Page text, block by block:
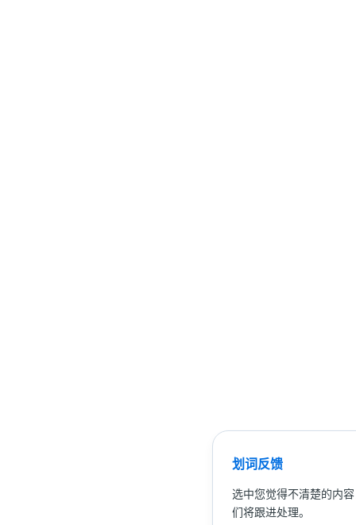
划词反馈
选中您觉得不清楚的内
们将跟进处理。